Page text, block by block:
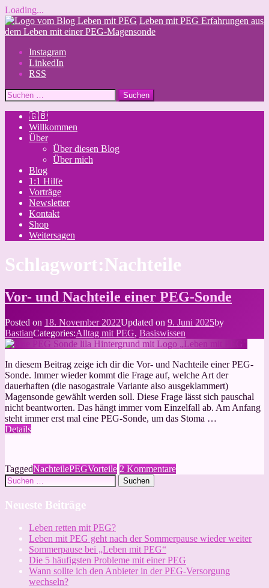
Loading...
Skip
to
Leben mit PEG Erfahrungen aus
dem Leben mit einer PEG-Magensonde
Instagram
LinkedIn
RSS
Suchen
nach:
🇬🇧
Willkommen
Über
Über diesen Blog
Über mich
Blog
1:1 Hilfe
Vorträge
Newsletter
Kontakt
Shop
Weitersagen
Schlagwort:Nachteile
Vor- und Nachteile einer PEG-Sonde
Posted on 18. November 2022Updated on 9. Juni 2025by
BastianCategories:Alltag mit PEG, Basiswissen
In diesem Beitrag zeige ich dir die Vor- und Nachteile einer PEG-
Sonde. Immer wieder kommt die Frage auf, welche Art der
dauerhaften (die nasogastrale Variante also ausgeklammert)
Magensonde gewählt werden soll. Diese Frage lässt sich pauschal
nicht beantworten. Das hängt immer vom Einzelfall ab. Am Anfang
steht immer erst mal eine PEG-Sonde, um das Stoma …
Details
TaggedNachteilePEGVorteile 2 Kommentarezu
Suchen
nach:
Neueste Beiträge
Leben retten mit PEG?
Leben mit PEG geht nach der Sommerpause wieder weiter
Sommerpause bei „Leben mit PEG“
Die 5 häufigsten Probleme mit einer PEG
Wann sollte ich den Anbieter in der PEG-Versorgung
wechseln?